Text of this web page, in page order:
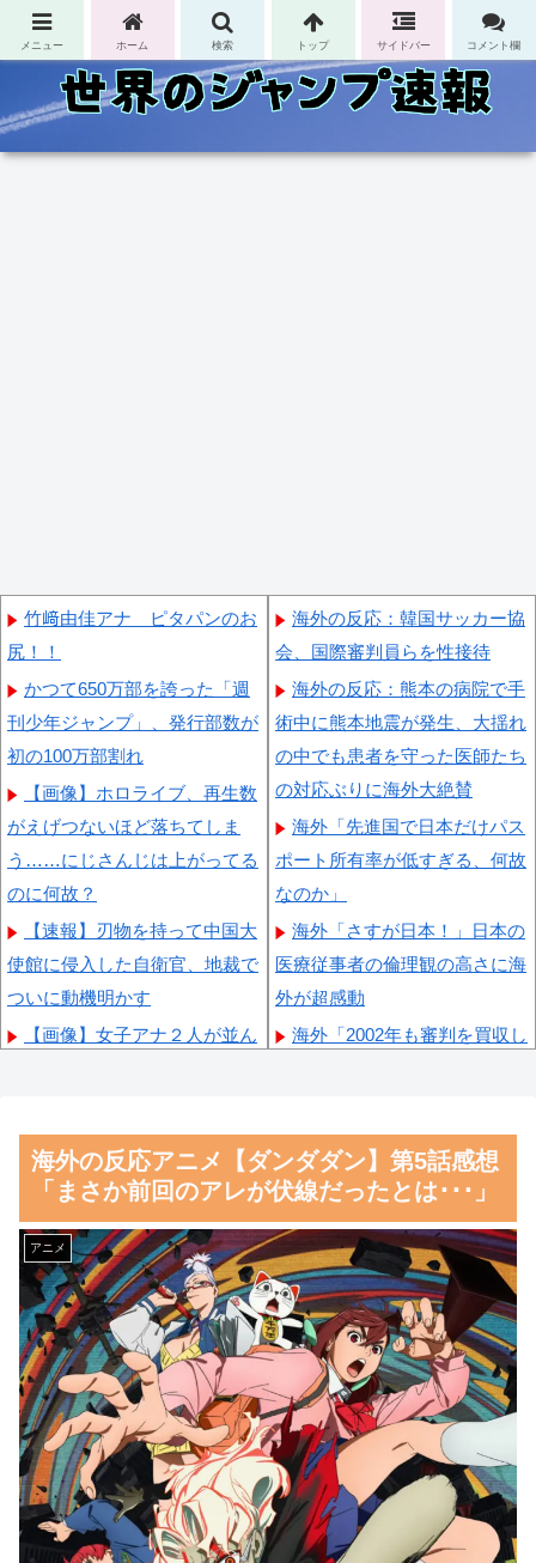
コンテンツへスキップ
竹﨑由佳アナ ピタパンのお
尻！！
かつて650万部を誇った「週
刊少年ジャンプ」、発行部数が
初の100万部割れ
【画像】ホロライブ、再生数
がえげつないほど落ちてしま
う……にじさんじは上がってる
のに何故？
【速報】刃物を持って中国大
使館に侵入した自衛官、地裁で
ついに動機明かす
【画像】女子アナ２人が並ん
ｗｗｗｗｗ
【Pickup06072014】
【朗報】齋藤飛鳥、前屈みで
完全に見えてる動画が拡散され
てしまう…
磁気嵐、地球由来のイオンが
主導…JAXAの衛星「あらせ」
が観測！
舌を絡ませて、唾液交換して
── ちゅっちゅしながらの濃厚
エッ画像♪
海外「日本よ、お前がナンバ
ーワンだ」 熊本地震直後の日
海外の反応：韓国サッカー協
会、国際審判員らを性接待
海外の反応：熊本の病院で手
術中に熊本地震が発生、大揺れ
の中でも患者を守った医師たち
の対応ぶりに海外大絶賛
海外「先進国で日本だけパス
ポート所有率が低すぎる、何故
なのか」
海外「さすが日本！」日本の
医療従事者の倫理観の高さに海
外が超感動
海外「2002年も審判を買収し
し大騒ぎ！【海外の反応】
韓国人「どうやら五輪サッカ
ー日韓戦でも審判の接待があっ
た模様…」→「メダル剥奪なの
では…？（ﾌﾞﾙﾌﾞﾙ」＝韓国の
反応
韓国人「MLBで日本人より韓
国人選手のほうがこの能力だけ
は上だよね」
韓国人「意外に日本との関係
が深い地球の裏側の国がこちら
です‥」→「国境を越えた驚く
べき歴史のつながり‥」
海外の反応アニメ【ダンダダン】第5話感想
「まさか前回のアレが伏線だったとは･･･」
アニメ
メニュー ホーム 検索 トップ サイドバー コメント欄